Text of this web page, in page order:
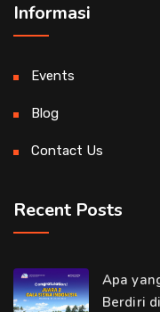
Informasi
Events
Blog
Contact Us
Recent Posts
Apa
Berdiri